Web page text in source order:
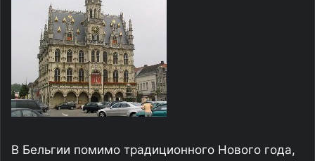
В Бельгии помимо традиционного Нового года,